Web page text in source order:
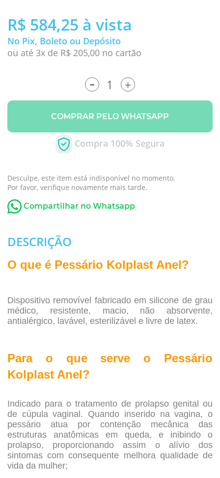
R$ 584,25 à vista
No Pix, Boleto ou Depósito
ou até 3x de R$ 205,00 no cartão
- +
COMPRAR PELO WHATSAPP
Compra 100% Segura
Desculpe, este item está indisponível no momento.
Por favor, verifique novamente mais tarde.
Compartilhar no Whatsapp
DESCRIÇÃO
O que é Pessário Kolplast Anel?
Dispositivo removível fabricado em silicone de grau
médico, resistente, macio, não absorvente,
antialérgico, lavável, esterilizável e livre de latex.
Para o que serve o Pessário
Kolplast Anel?
Indicado para o tratamento de prolapso genital ou
de cúpula vaginal. Quando inserido na vagina, o
pessário atua por contenção mecânica das
estruturas anatômicas em queda, e inibindo o
prolapso, proporcionando assim o alívio dos
sintomas com consequente melhora qualidade de
vida da mulher;